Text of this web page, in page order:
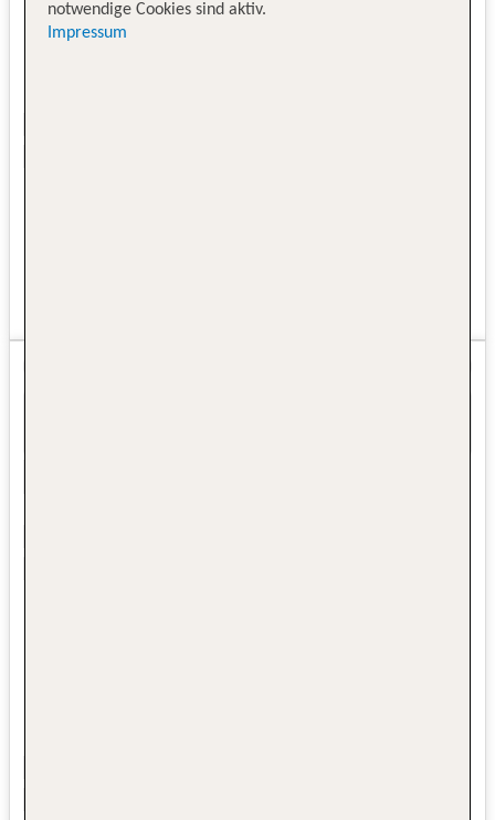
notwendige Cookies sind aktiv.
Impressum